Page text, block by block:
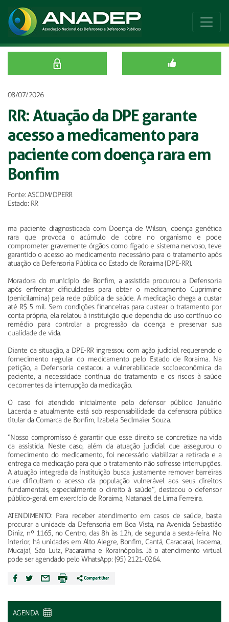
08/07/2026
RR: Atuação da DPE garante
acesso a medicamento para
paciente com doença rara em
Bonfim
Fonte: ASCOM/DPERR
Estado: RR
ma paciente diagnosticada com Doença de Wilson, doença genética
rara que provoca o acúmulo de cobre no organismo e pode
comprometer gravemente órgãos como fígado e sistema nervoso, teve
garantido o acesso ao medicamento necessário para o tratamento após
atuação da Defensoria Pública do Estado de Roraima (DPE-RR).
Moradora do município de Bonfim, a assistida procurou a Defensoria
após enfrentar dificuldades para obter o medicamento Cuprimine
(penicilamina) pela rede pública de saúde. A medicação chega a custar
até R$ 5 mil. Sem condições financeiras para custear o tratamento por
conta própria, ela relatou à instituição que dependia do uso contínuo do
remédio para controlar a progressão da doença e preservar sua
qualidade de vida.
Diante da situação, a DPE-RR ingressou com ação judicial requerendo o
fornecimento regular do medicamento pelo Estado de Roraima. Na
petição, a Defensoria destacou a vulnerabilidade socioeconômica da
paciente, a necessidade contínua do tratamento e os riscos à saúde
decorrentes da interrupção da medicação.
O caso foi atendido inicialmente pelo defensor público Januário
Lacerda e atualmente está sob responsabilidade da defensora pública
titular da Comarca de Bonfim, Izabela Sedlmaier Souza.
“Nosso compromisso é garantir que esse direito se concretize na vida
da assistida. Neste caso, além da atuação judicial que assegurou o
fornecimento do medicamento, foi necessário viabilizar a retirada e a
entrega da medicação para que o tratamento não sofresse interrupções.
A atuação integrada da instituição busca justamente remover barreiras
que dificultam o acesso da população vulnerável aos seus direitos
fundamentais, especialmente o direito à saúde”, destacou o defensor
público-geral em exercício de Roraima, Natanael de Lima Ferreira.
ATENDIMENTO: Para receber atendimento em casos de saúde, basta
procurar a unidade da Defensoria em Boa Vista, na Avenida Sebastião
Diniz, nº 1165, no Centro, das 8h às 12h, de segunda a sexta-feira. No
interior, há unidades em Alto Alegre, Bonfim, Cantá, Caracaraí, Iracema,
Mucajaí, São Luiz, Pacaraima e Rorainópolis. Já o atendimento virtual
pode ser agendado pelo WhatsApp: (95) 2121-0264.
AGENDA